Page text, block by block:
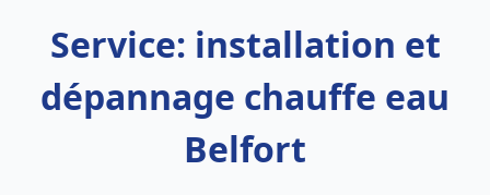
Service: installation et
dépannage chauffe eau
Belfort